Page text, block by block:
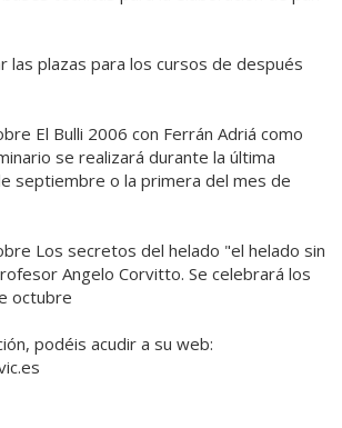
las plazas para los cursos de después
El Bulli 2006 con Ferrán Adriá como
se realizará durante la última
septiembre o la primera del mes de
Los secretos del helado "el helado sin
Angelo Corvitto. Se celebrará los
octubre
podéis acudir a su web: